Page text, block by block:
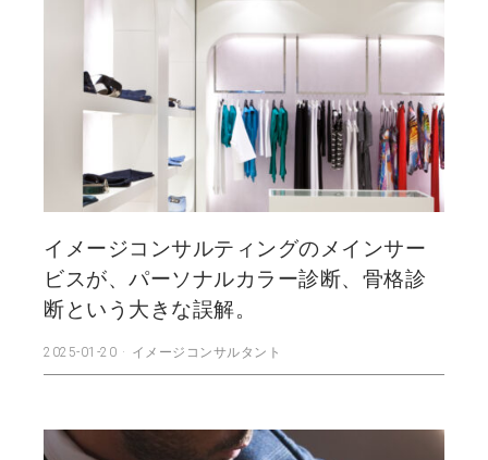
イメージコンサルティングのメインサー
ビスが、パーソナルカラー診断、骨格診
断という大きな誤解。
2025-01-20 イメージコンサルタント